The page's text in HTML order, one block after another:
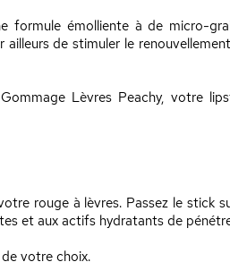
formule émolliente à de micro-
de stimuler le
Lèvres Peachy, votre
rouge à lèvres. Passez le stick
et aux actifs hydratants de
votre choix.